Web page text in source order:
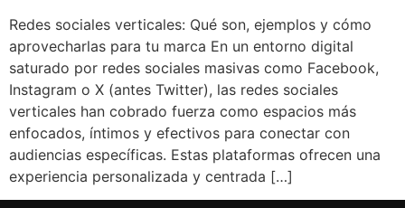
Redes sociales verticales: Qué son, ejemplos y cómo
aprovecharlas para tu marca En un entorno digital
saturado por redes sociales masivas como Facebook,
Instagram o X (antes Twitter), las redes sociales
verticales han cobrado fuerza como espacios más
enfocados, íntimos y efectivos para conectar con
audiencias específicas. Estas plataformas ofrecen una
experiencia personalizada y centrada […]